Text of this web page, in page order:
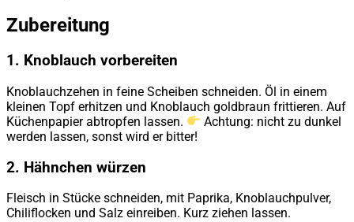
Zubereitung
1. Knoblauch vorbereiten
Knoblauchzehen in feine Scheiben schneiden. Öl in einem
kleinen Topf erhitzen und Knoblauch goldbraun frittieren. Auf
Küchenpapier abtropfen lassen.
Achtung: nicht zu dunkel
werden lassen, sonst wird er bitter!
2. Hähnchen würzen
Fleisch in Stücke schneiden, mit Paprika, Knoblauchpulver,
Chiliflocken und Salz einreiben. Kurz ziehen lassen.